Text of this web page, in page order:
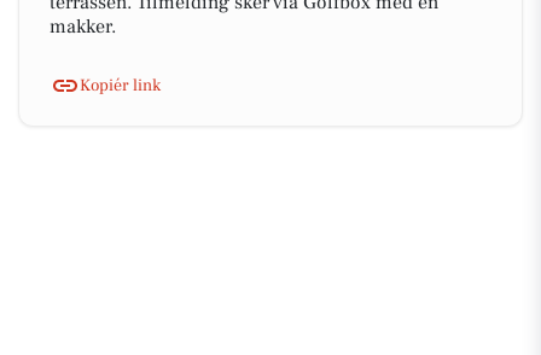
makker.
Kopiér link